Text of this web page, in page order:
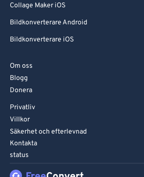
Collage Maker iOS
Bildkonverterare Android
Bildkonverterare iOS
Om oss
Blogg
Donera
Privatliv
Villkor
Säkerhet och efterlevnad
Kontakta
status